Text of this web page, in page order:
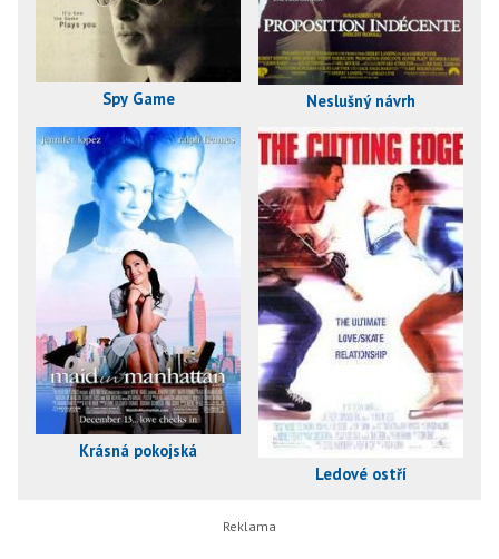
Spy Game Neslušný návrh
Krásná pokojská
Ledové ostří